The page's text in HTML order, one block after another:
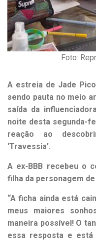
Foto:
A estreia de Jade
sendo pauta no meio
saída da
noite desta segunda-
reação ao
‘Travessia’.
A ex-BBB recebeu o
filha da personagem
“A ficha ainda está
meus maiores
maneira possível! O
essa resposta e está